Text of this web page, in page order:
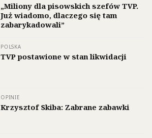
„Miliony dla pisowskich szefów TVP.
Już wiadomo, dlaczego się tam
zabarykadowali”
POLSKA
TVP postawione w stan likwidacji
OPINIE
Krzysztof Skiba: Zabrane zabawki